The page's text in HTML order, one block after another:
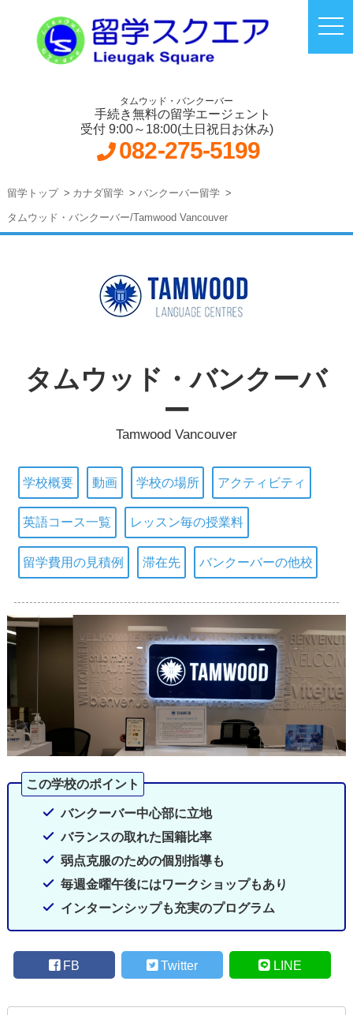
タムウッド・バンクーバー
手続き無料の留学エージェント
受付 9:00～18:00(土日祝日お休み)
082-275-5199
留学トップ カナダ留学 バンクーバー留学
タムウッド・バンクーバー/Tamwood Vancouver
タムウッド・バンクーバ
ー
Tamwood Vancouver
学校概要 動画 学校の場所 アクティビティ
英語コース一覧 レッスン毎の授業料
留学費用の見積例 滞在先 バンクーバーの他校
バンクーバー中心部に立地
バランスの取れた国籍比率
弱点克服のための個別指導も
毎週金曜午後にはワークショップもあり
インターンシップも充実のプログラム
FB Twitter LINE